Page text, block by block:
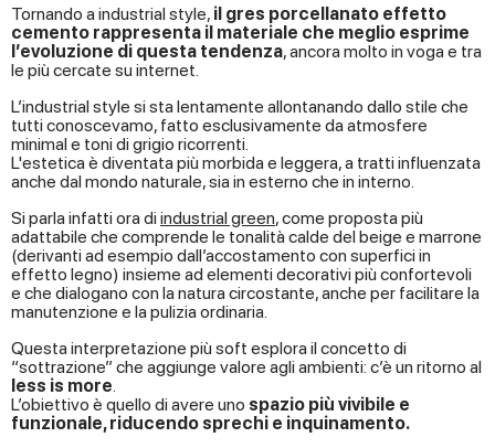
Tornando a industrial style, il gres porcellanato effetto
cemento rappresenta il materiale che meglio esprime
l’evoluzione di questa tendenza, ancora molto in voga e tra
le più cercate su internet.
L’industrial style si sta lentamente allontanando dallo stile che
tutti conoscevamo, fatto esclusivamente da atmosfere
minimal e toni di grigio ricorrenti.
L'estetica è diventata più morbida e leggera, a tratti influenzata
anche dal mondo naturale, sia in esterno che in interno.
Si parla infatti ora diindustrial green, come proposta più
adattabile che comprende le tonalità calde del beige e marrone
(derivanti ad esempio dall’accostamento con superfici in
effetto legno) insieme ad elementi decorativi più confortevoli
e che dialogano con la natura circostante, anche per facilitare la
manutenzione e la pulizia ordinaria.
Questa interpretazione più soft esplora il concetto di
“sottrazione” che aggiunge valore agli ambienti: c’è un ritorno al
less is more.
L’obiettivo è quello di avere uno spazio più vivibile e
funzionale, riducendo sprechi e inquinamento.